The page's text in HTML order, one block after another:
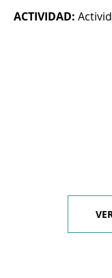
ACTIVIDAD: